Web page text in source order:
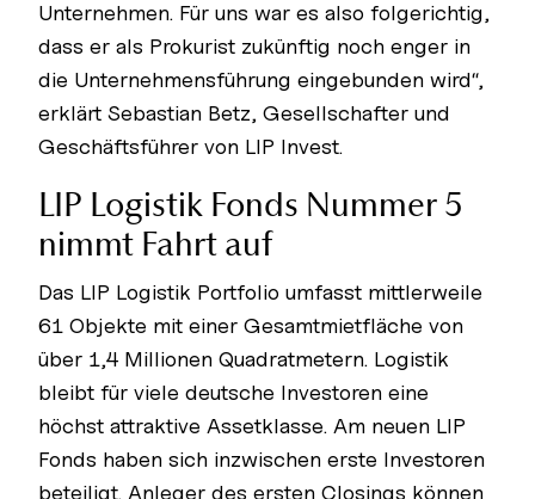
Unternehmen. Für uns war es also folgerichtig,
dass er als Prokurist zukünftig noch enger in
die Unternehmensführung eingebunden wird“,
erklärt Sebastian Betz, Gesellschafter und
Geschäftsführer von LIP Invest.
LIP Logistik Fonds Nummer 5
nimmt Fahrt auf
Das LIP Logistik Portfolio umfasst mittlerweile
61 Objekte mit einer Gesamtmietfläche von
über 1,4 Millionen Quadratmetern. Logistik
bleibt für viele deutsche Investoren eine
höchst attraktive Assetklasse. Am neuen LIP
Fonds haben sich inzwischen erste Investoren
beteiligt. Anleger des ersten Closings können